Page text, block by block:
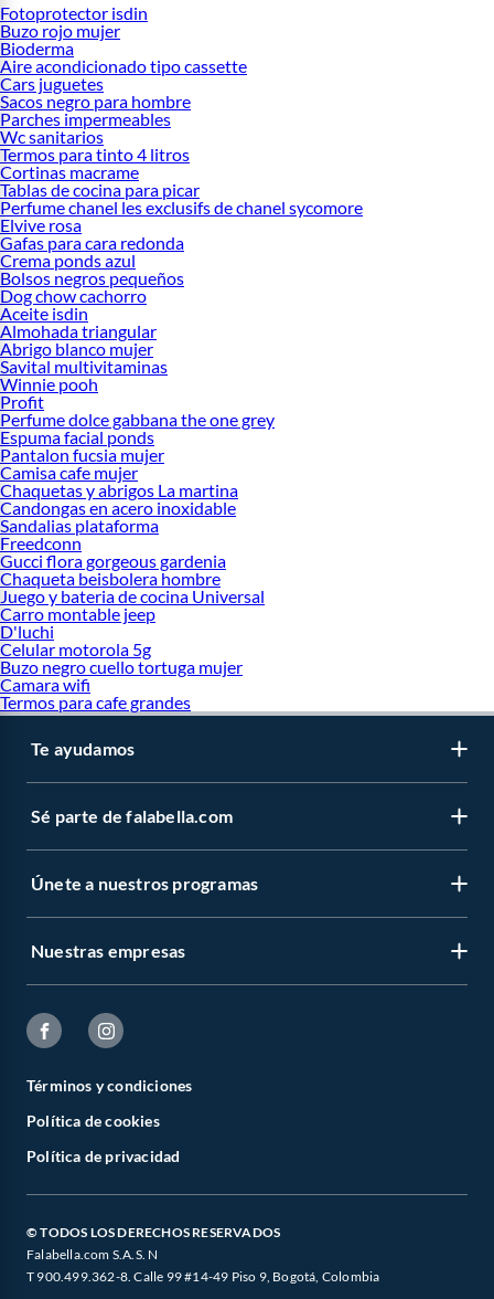
Fotoprotector isdin
Buzo rojo mujer
Bioderma
Aire acondicionado tipo cassette
Cars juguetes
Sacos negro para hombre
Parches impermeables
Wc sanitarios
Termos para tinto 4 litros
Cortinas macrame
Tablas de cocina para picar
Perfume chanel les exclusifs de chanel sycomore
Elvive rosa
Gafas para cara redonda
Crema ponds azul
Bolsos negros pequeños
Dog chow cachorro
Aceite isdin
Almohada triangular
Abrigo blanco mujer
Savital multivitaminas
Winnie pooh
Profit
Perfume dolce gabbana the one grey
Espuma facial ponds
Pantalon fucsia mujer
Camisa cafe mujer
Chaquetas y abrigos La martina
Candongas en acero inoxidable
Sandalias plataforma
Freedconn
Gucci flora gorgeous gardenia
Chaqueta beisbolera hombre
Juego y bateria de cocina Universal
Carro montable jeep
D'luchi
Celular motorola 5g
Buzo negro cuello tortuga mujer
Camara wifi
Termos para cafe grandes
Te ayudamos
Sé parte de falabella.com
Únete a nuestros programas
Nuestras empresas
Términos y condiciones
Política de cookies
Política de privacidad
© TODOS LOS DERECHOS RESERVADOS
Falabella.com S.A.S. N
T 900.499.362-8. Calle 99 #14-49 Piso 9, Bogotá, Colombia